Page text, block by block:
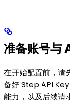
准备账号与
在开始配置前，请
备好 Step API
能力，以及后续请